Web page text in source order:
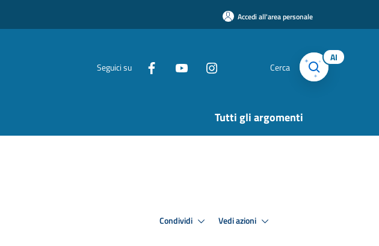
Accedi all'area personale
Seguici su Cerca
AI
Tutti gli argomenti
Condividi Vedi azioni